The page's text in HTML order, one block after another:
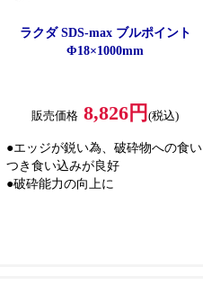
ラクダ SDS-max ブルポイント
Φ18×1000mm
販売価格 8,826円(税込)
●エッジが鋭い為、破砕物への食い
つき食い込みが良好
●破砕能力の向上に